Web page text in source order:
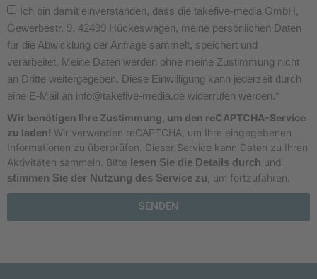
Ich bin damit einverstanden, dass die takefive-media GmbH,
Gewerbestr. 9, 42499 Hückeswagen, meine persönlichen Daten
für die Abwicklung der Anfrage sammelt, speichert und
verarbeitet. Meine Daten werden ohne meine Zustimmung nicht
an Dritte weitergegeben. Diese Einwilligung kann jederzeit durch
eine E-Mail an info@takefive-media.de widerrufen werden.*
Wir benötigen Ihre Zustimmung, um den reCAPTCHA-Service
zu laden! Wir verwenden reCAPTCHA, um Ihre eingegebenen
Informationen zu überprüfen. Dieser Service kann Daten zu Ihren
Aktivitäten sammeln. Bitte lesen Sie die Details durch und
stimmen Sie der Nutzung des Service zu , um fortzufahren.
SENDEN